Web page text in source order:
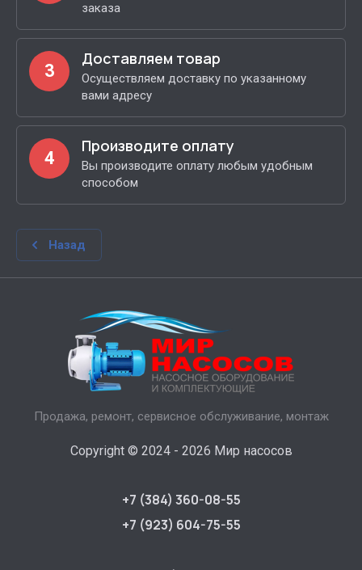
заказа
3
Доставляем товар
Осуществляем доставку по указанному
вами адресу
4
Производите оплату
Вы производите оплату любым удобным
способом
Назад
Продажа, ремонт, сервисное обслуживание, монтаж
Copyright © 2024 - 2026 Мир насосов
+7 (384) 360-08-55
+7 (923) 604-75-55